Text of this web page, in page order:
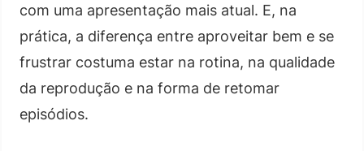
com uma apresentação mais atual. E, na
prática, a diferença entre aproveitar bem e se
frustrar costuma estar na rotina, na qualidade
da reprodução e na forma de retomar
episódios.